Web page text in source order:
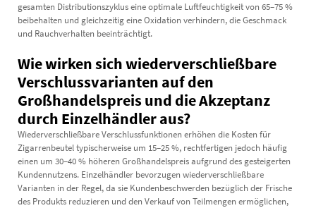
gesamten Distributionszyklus eine optimale Luftfeuchtigkeit von 65–75 %
beibehalten und gleichzeitig eine Oxidation verhindern, die Geschmack
und Rauchverhalten beeinträchtigt.
Wie wirken sich wiederverschließbare
Verschlussvarianten auf den
Großhandelspreis und die Akzeptanz
durch Einzelhändler aus?
Wiederverschließbare Verschlussfunktionen erhöhen die Kosten für
Zigarrenbeutel typischerweise um 15–25 %, rechtfertigen jedoch häufig
einen um 30–40 % höheren Großhandelspreis aufgrund des gesteigerten
Kundennutzens. Einzelhändler bevorzugen wiederverschließbare
Varianten in der Regel, da sie Kundenbeschwerden bezüglich der Frische
des Produkts reduzieren und den Verkauf von Teilmengen ermöglichen,